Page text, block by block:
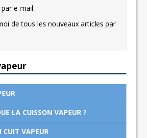
e-mail.
de tous les nouveaux articles par
LA CUISSON VAPEUR ?
CUIT VAPEUR